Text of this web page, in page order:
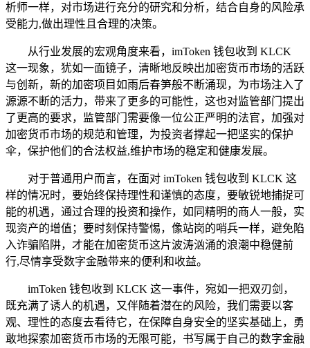
析师一样，对市场进行充分的研究和分析，结合自身的风险承
受能力,做出理性且合理的决策。
从行业发展的宏观角度来看，imToken 钱包收到 KLCK
这一现象，犹如一面镜子，清晰地反映出加密货币市场的活跃
与创新，新的加密项目如雨后春笋般不断涌现，为市场注入了
源源不断的活力，带来了更多的可能性，这也对监管部门提出
了更高的要求，监管部门需要像一位公正严明的法官，加强对
加密货币市场的规范和管理，为投资者撑起一把坚实的保护
伞，保护他们的合法权益,维护市场的稳定和健康发展。
对于普通用户而言，在面对 imToken 钱包收到 KLCK 这
样的情况时，要始终保持理性和谨慎的态度，要敏锐地捕捉可
能的机遇，通过合理的投资和操作，如同精明的商人一般，实
现资产的增值；要时刻保持警惕，像站岗的哨兵一样，避免陷
入诈骗陷阱，才能在加密货币这片波涛汹涌的浪潮中稳健前
行,尽情享受数字金融带来的便利和收益。
imToken 钱包收到 KLCK 这一事件，宛如一把双刃剑，
既充满了诱人的机遇，又伴随着潜在的风险，我们需要以客
观、理性的态度去看待它，在保障自身安全的坚实基础上，勇
敢地探索加密货币市场的无限可能，书写属于自己的数字金融